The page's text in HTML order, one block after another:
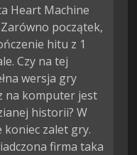
Heart Machine
początek,
hitu z 1
Czy na tej
wersja gry
na komputer jest
historii? W
zalet gry.
firma taka